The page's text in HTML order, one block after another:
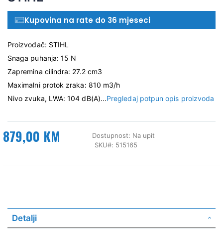
Kupovina na rate do 36 mjeseci
Proizvođač: STIHL
Snaga puhanja: 15 N
Zapremina cilindra: 27.2 cm3
Maximalni protok zraka: 810 m3/h
Nivo zvuka, LWA: 104 dB(A)...Pregledaj potpun opis proizvoda
879,00 KM Dostupnost: Na upit
SKU
515165
Detalji